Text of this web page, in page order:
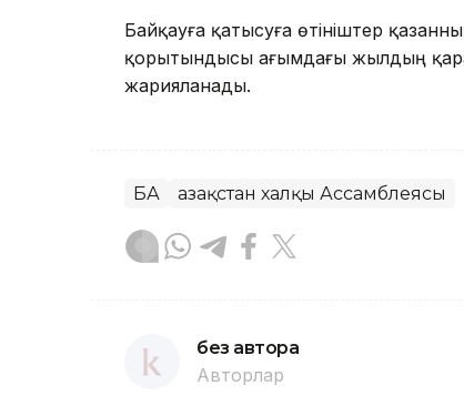
Байқауға қатысуға өтініштер
қорытындысы ағымдағы жылдың
жарияланады.
БАҚ Қазақстан халқы Ассамблеясы
без автора
Авторлар